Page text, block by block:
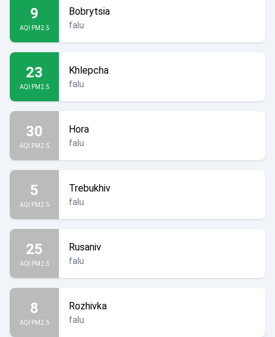
9
AQI PM2.5
Bobrytsia
falu
23
AQI PM2.5
Khlepcha
falu
30
AQI PM2.5
Hora
falu
5
AQI PM2.5
Trebukhiv
falu
25
AQI PM2.5
Rusaniv
falu
8
AQI PM2.5
Rozhivka
falu